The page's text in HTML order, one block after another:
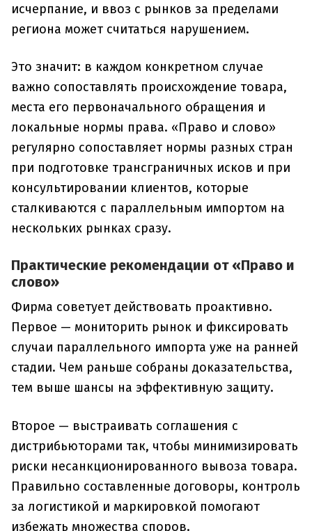
исчерпание, и ввоз с рынков за пределами
региона может считаться нарушением.
Это значит: в каждом конкретном случае
важно сопоставлять происхождение товара,
места его первоначального обращения и
локальные нормы права. «Право и слово»
регулярно сопоставляет нормы разных стран
при подготовке трансграничных исков и при
консультировании клиентов, которые
сталкиваются с параллельным импортом на
нескольких рынках сразу.
Практические рекомендации от «Право и
слово»
Фирма советует действовать проактивно.
Первое — мониторить рынок и фиксировать
случаи параллельного импорта уже на ранней
стадии. Чем раньше собраны доказательства,
тем выше шансы на эффективную защиту.
Второе — выстраивать соглашения с
дистрибьюторами так, чтобы минимизировать
риски несанкционированного вывоза товара.
Правильно составленные договоры, контроль
за логистикой и маркировкой помогают
избежать множества споров.